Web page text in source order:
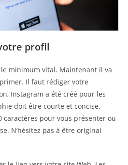
profil
le minimum vital. Maintenant il va
Il faut rédiger votre
Instagram a été créé pour les
doit être courte et concise.
caractères pour vous présenter ou
N’hésitez pas à être original